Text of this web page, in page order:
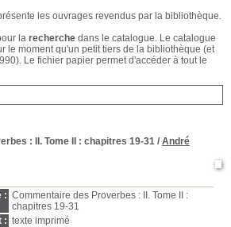
les ouvrages revendus par la bibliothèque.
la recherche dans le catalogue. Le catalogue
le moment qu'un petit tiers de la bibliothèque (et
Le fichier papier permet d'accéder à tout le
: II. Tome II : chapitres 19-31 / André
: Commentaire des Proverbes : II. Tome II :
chapitres 19-31
: texte imprimé